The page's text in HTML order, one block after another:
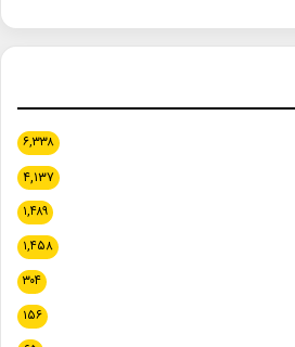
۶,۳۳۸
۴,۱۳۷
۱,۴۸۹
۱,۴۵۸
۳۰۴
۱۵۶